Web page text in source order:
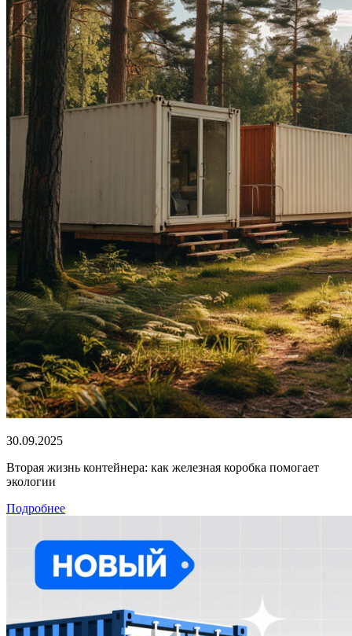
30.09.2025
Вторая жизнь контейнера: как железная коробка помогает
экологии
Подробнее